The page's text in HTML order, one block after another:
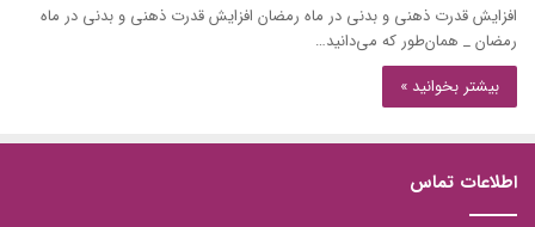
افزایش قدرت ذهنی و بدنی در ماه رمضان افزایش قدرت ذهنی و بدنی در ماه
رمضان _ همان‌طور که می‌دانید…
بیشتر بخوانید »
اطلاعات تماس